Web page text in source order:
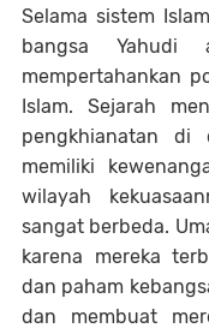
Selama sistem
bangsa Yahudi
mempertahankan
Islam. Sejarah
pengkhianatan di
memiliki
wilayah
sangat berbeda.
karena mereka
dan paham
dan membuat